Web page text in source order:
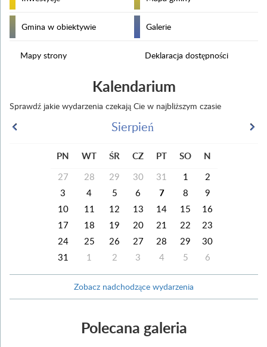
Gmina w obiektywie Galerie
Mapy strony Deklaracja dostępności
Kalendarium
Sprawdź jakie wydarzenia czekają Cie w najbliższym czasie
Sierpień
PN WT ŚR CZ PT SO N
27 28 29 30 31 1
2
3
4 5 6 7 8
9
10
11 12 13 14 15
16
17
18 19 20 21 22
23
24
25 26 27 28 29
30
31
1 2 3 4 5 6
Zobacz nadchodzące wydarzenia
Polecana galeria